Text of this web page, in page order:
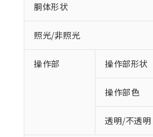
胴体形状
照光/非照光
操作部 操作部形状
操作部色
透明/不透明